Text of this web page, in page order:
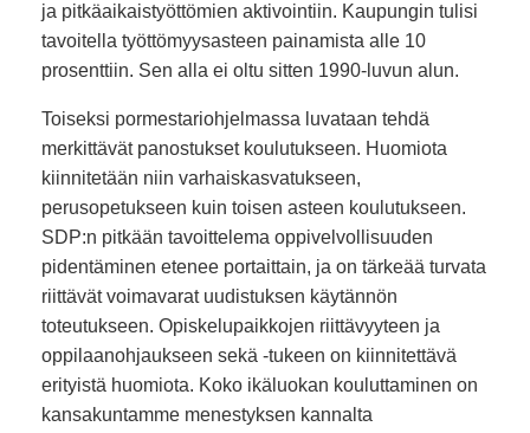
ja pitkäaikaistyöttömien aktivointiin. Kaupungin tulisi
tavoitella työttömyysasteen painamista alle 10
prosenttiin. Sen alla ei oltu sitten 1990-luvun alun.
Toiseksi pormestariohjelmassa luvataan tehdä
merkittävät panostukset koulutukseen. Huomiota
kiinnitetään niin varhaiskasvatukseen,
perusopetukseen kuin toisen asteen koulutukseen.
SDP:n pitkään tavoittelema oppivelvollisuuden
pidentäminen etenee portaittain, ja on tärkeää turvata
riittävät voimavarat uudistuksen käytännön
toteutukseen. Opiskelupaikkojen riittävyyteen ja
oppilaanohjaukseen sekä -tukeen on kiinnitettävä
erityistä huomiota. Koko ikäluokan kouluttaminen on
kansakuntamme menestyksen kannalta